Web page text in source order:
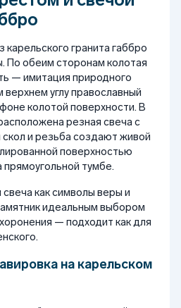
карельского гранита габбро
По обеим сторонам колотая
— имитация природного
углу православный
колотой поверхности. В
резная свеча с
и резьба создают живой
поверхностью
прямоугольной тумбе.
как символы веры и
идеальным выбором
— подходит как для
на карельском